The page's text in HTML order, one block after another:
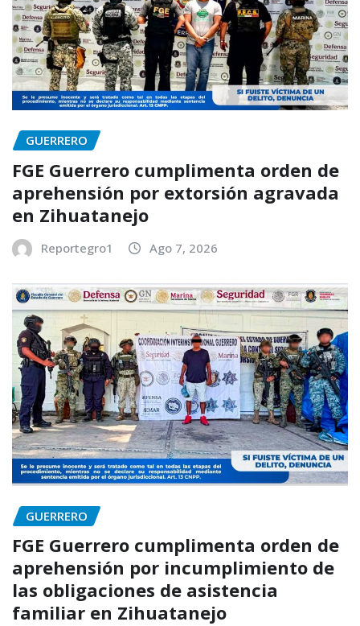
GUERRERO
FGE Guerrero cumplimenta orden de
aprehensión por extorsión agravada
en Zihuatanejo
Reportegro1 Ago 7, 2026
GUERRERO
FGE Guerrero cumplimenta orden de
aprehensión por incumplimiento de
las obligaciones de asistencia
familiar en Zihuatanejo